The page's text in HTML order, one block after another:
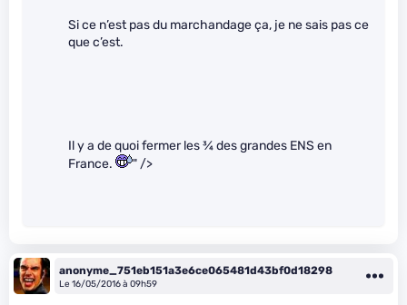
Si ce n’est pas du marchandage ça, je ne sais pas ce
que c’est.
Il y a de quoi fermer les3⁄4des grandes ENS en
France.
" />
anonyme_751eb151a3e6ce065481d43bf0d18298
Le 16/05/2016 à 09h59